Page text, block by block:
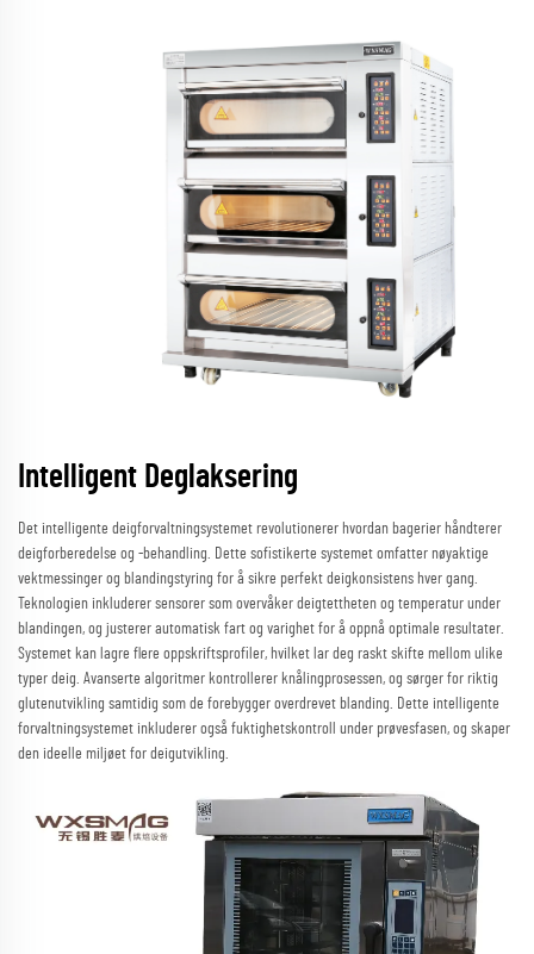
Intelligent Deglaksering
Det intelligente deigforvaltningsystemet revolutionerer hvordan bagerier håndterer
deigforberedelse og -behandling. Dette sofistikerte systemet omfatter nøyaktige
vektmessinger og blandingstyring for å sikre perfekt deigkonsistens hver gang.
Teknologien inkluderer sensorer som overvåker deigtettheten og temperatur under
blandingen, og justerer automatisk fart og varighet for å oppnå optimale resultater.
Systemet kan lagre flere oppskriftsprofiler, hvilket lar deg raskt skifte mellom ulike
typer deig. Avanserte algoritmer kontrollerer knålingprosessen, og sørger for riktig
glutenutvikling samtidig som de forebygger overdrevet blanding. Dette intelligente
forvaltningsystemet inkluderer også fuktighetskontroll under prøvesfasen, og skaper
den ideelle miljøet for deigutvikling.